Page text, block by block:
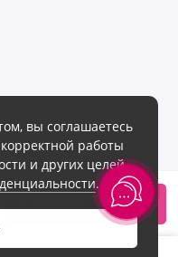
0
вы соглашаетесь
работы
и других целей.
.